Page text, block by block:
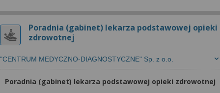
Poradnia (gabinet) lekarza podstawowej opieki
zdrowotnej
"CENTRUM MEDYCZNO-DIAGNOSTYCZNE" Sp. z o.o.
Poradnia (gabinet) lekarza podstawowej opieki zdrowotnej